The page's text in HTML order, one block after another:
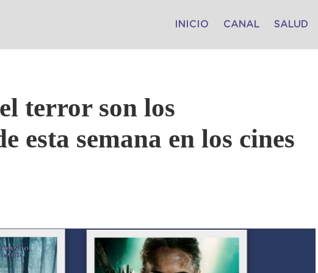
INICIO CANAL SALUD
terror son los
esta semana en los cines